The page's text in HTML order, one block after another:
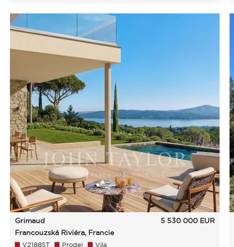
Grimaud
Francouzská Riviéra, Francie
5 530 000 EUR
V2188ST Prodej Vila